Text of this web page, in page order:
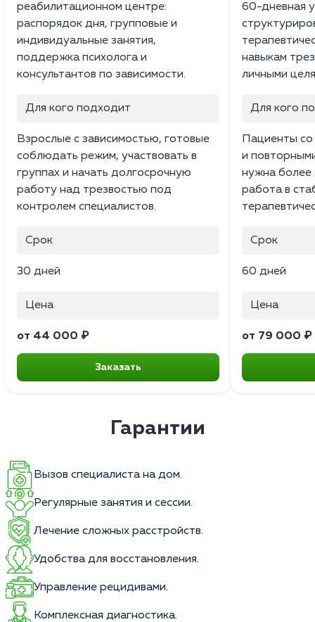
реабилитационном центре:
распорядок дня, групповые и
индивидуальные занятия,
поддержка психолога и
консультантов по зависимости.
Для кого подходит
Взрослые с зависимостью, готовые
соблюдать режим, участвовать в
группах и начать долгосрочную
работу над трезвостью под
контролем специалистов.
Срок
30 дней
Цена
от 44 000 ₽
Заказать
60-дневная
навыкам
личными
Для кого
Пациенты
и
нужна более
работа в
Срок
60 дней
Цена
от 79 000 ₽
Гарантии
Вызов специалиста на дом.
Регулярные занятия и сессии.
Лечение сложных расстройств.
Удобства для восстановления.
Управление рецидивами.
Комплексная диагностика.